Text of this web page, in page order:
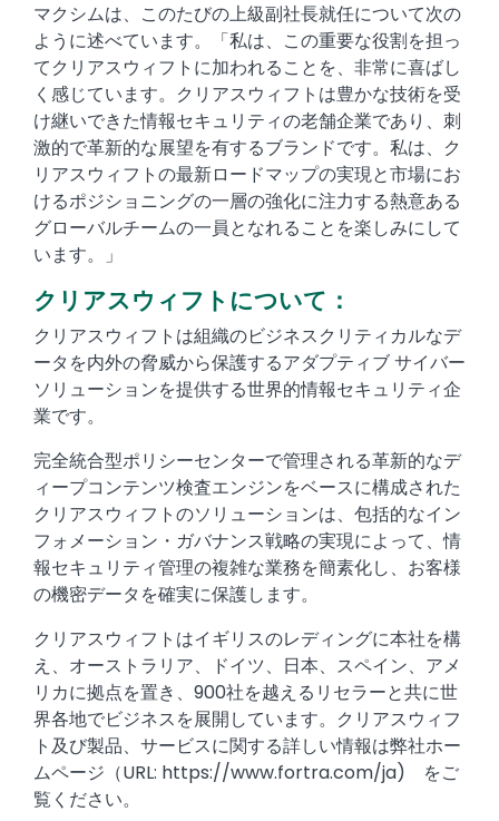
マクシムは、このたびの上級副社長就任について次の
ように述べています。「私は、この重要な役割を担っ
てクリアスウィフトに加われることを、非常に喜ばし
く感じています。クリアスウィフトは豊かな技術を受
け継いできた情報セキュリティの老舗企業であり、刺
激的で革新的な展望を有するブランドです。私は、ク
リアスウィフトの最新ロードマップの実現と市場にお
けるポジショニングの一層の強化に注力する熱意ある
グローバルチームの一員となれることを楽しみにして
います。」
クリアスウィフトについて：
クリアスウィフトは組織のビジネスクリティカルなデ
ータを内外の脅威から保護するアダプティブ サイバー
ソリューションを提供する世界的情報セキュリティ企
業です。
完全統合型ポリシーセンターで管理される革新的なデ
ィープコンテンツ検査エンジンをベースに構成された
クリアスウィフトのソリューションは、包括的なイン
フォメーション・ガバナンス戦略の実現によって、情
報セキュリティ管理の複雑な業務を簡素化し、お客様
の機密データを確実に保護します。
クリアスウィフトはイギリスのレディングに本社を構
え、オーストラリア、ドイツ、日本、スペイン、アメ
リカに拠点を置き、900社を越えるリセラーと共に世
界各地でビジネスを展開しています。クリアスウィフ
ト及び製品、サービスに関する詳しい情報は弊社ホー
ムページ（URL: https://www.fortra.com/ja) をご
覧ください。